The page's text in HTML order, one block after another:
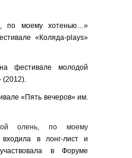
по моему хотенью…»
«Коляда-plays»
фестивале молодой
(2012).
«Пять вечеров» им.
олень, по моему
в лонг-лист и
в Форуме